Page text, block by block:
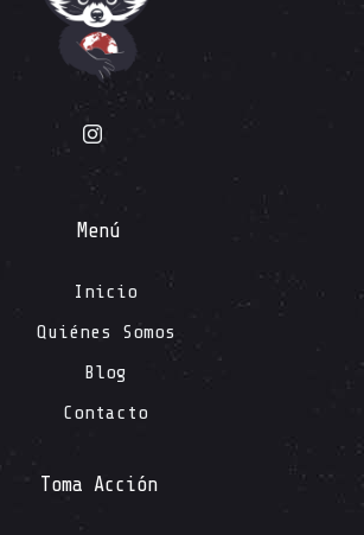
Menú
Inicio
Quiénes Somos
Blog
Contacto
Toma Acción